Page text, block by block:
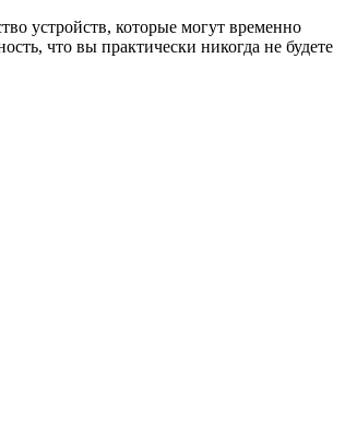
устройств, которые могут временно
что вы практически никогда не будете